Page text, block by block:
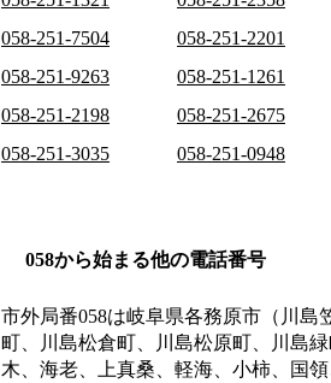
058-251-7504
058-251-2201
058-251-9263
058-251-1261
058-251-2198
058-251-2675
058-251-3035
058-251-0948
058から始まる他の電話番号
市外局番058は岐阜県各務原市（川島
町、川島松倉町、川島松原町、川島
木、海老、上真桑、軽海、小柿、国